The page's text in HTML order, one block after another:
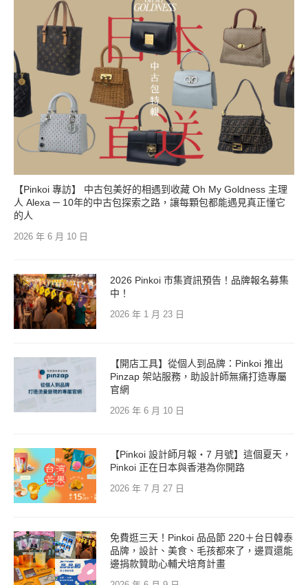
【Pinkoi 專訪】 中古包美好的相遇到收藏 Oh My Goldness 主理
人 Alexa ─ 10年的中古包探索之路，讓每顆包都能遇見真正懂它
的人
2026 年 6 月 10 日
2026 Pinkoi 市集資訊預告！品牌報名募集
中！
2026 年 1 月 23 日
【開店工具】從個人到品牌：Pinkoi 推出
Pinzap 架站服務，助設計師無痛打造專屬
官網
2026 年 6 月 10 日
【Pinkoi 設計師月報・7 月號】這個夏天，
Pinkoi 正在日本與香港為你開路
2026 年 7 月 27 日
免費逛三天！Pinkoi 品品節 220＋台日韓泰
品牌，設計、美食、毛孩都來了，邊買還能
邊捐款贊助心輔犬培育計畫